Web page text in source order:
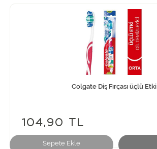
Sepete Ekle
Colgate Diş Fırçası üçlü Etki
104,90 TL